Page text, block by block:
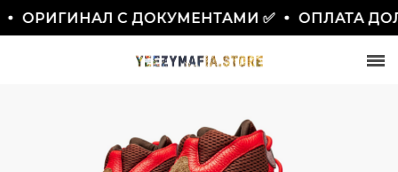
ОРИГИНАЛ С ДОКУМЕНТАМИ ✅ ОПЛАТА